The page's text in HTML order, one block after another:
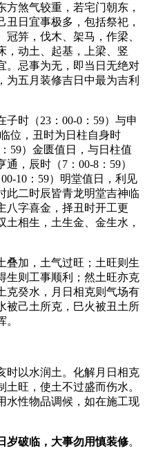
方煞气较重，若宅门朝东，
日宜事极多，包括祭祀，
笄，伐木、架马，作梁、
，动土、起基，上梁、竖
。忌事为无，即当日无绝对
为五月装修吉日中最为吉利
时（23：00-0：59）与申
位，丑时为日柱自身时
59）金匮值日，与日柱值
，辰时（7：00-8：59）
10：59）明堂值日，利见
此二时辰皆青龙明堂吉神临
八字喜金，择丑时开工更
相生，土生金、金生水，
叠加，土气过旺；土旺则生
生则工事顺利；然土旺亦克
克癸水，月日相克则气场有
被己土所克，巳火被丑土所
时以水润土。化解月日相克
旺，使土不过盛而伤水。
水性物品调候，如在施工现
岁破临，大事勿用慎装修。